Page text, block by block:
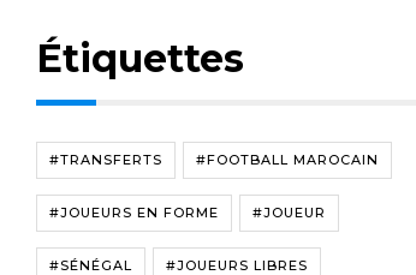
Étiquettes
#TRANSFERTS #FOOTBALL MAROCAIN
#JOUEURS EN FORME #JOUEUR
#SÉNÉGAL #JOUEURS LIBRES